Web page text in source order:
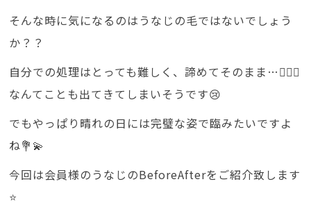
そんな時に気になるのはうなじの毛ではないでしょう
か？？
自分での処理はとっても難しく、諦めてそのまま…🤦🏻‍♀️
なんてことも出てきてしまいそうです😢
でもやっぱり晴れの日には完璧な姿で臨みたいですよ
ね💐💫
今回は会員様のうなじのBeforeAfterをご紹介致します
⭐️